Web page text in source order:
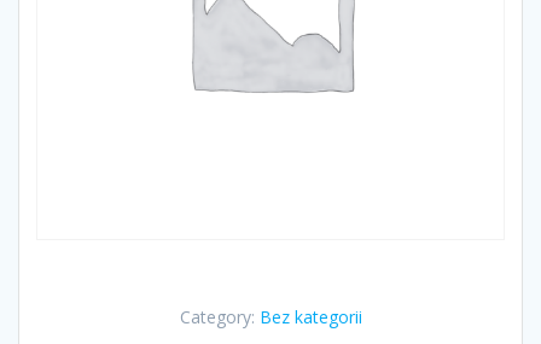
Category: Bez kategorii